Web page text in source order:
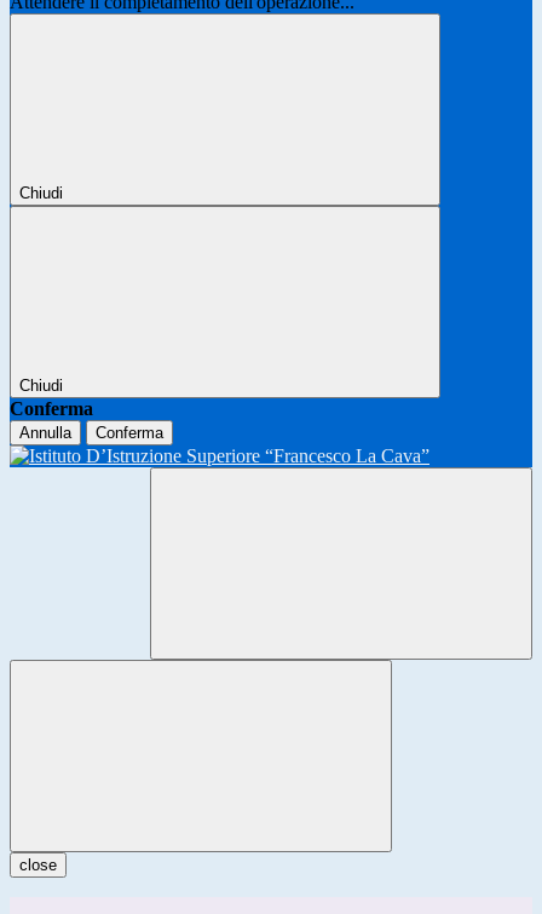
Chiudi
Chiudi
Conferma
Annulla Conferma
close